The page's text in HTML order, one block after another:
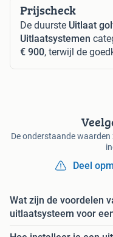
Prijscheck
De duurste Uitlaat
Uitlaatsystemen
€ 900, terwijl de
De onderstaande
Deel
Wat zijn de voordelen
uitlaatsysteem voor